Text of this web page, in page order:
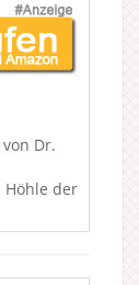
Dr.
Höhle der